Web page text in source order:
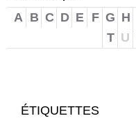
A B C D E F G H
T U
ÉTIQUETTES